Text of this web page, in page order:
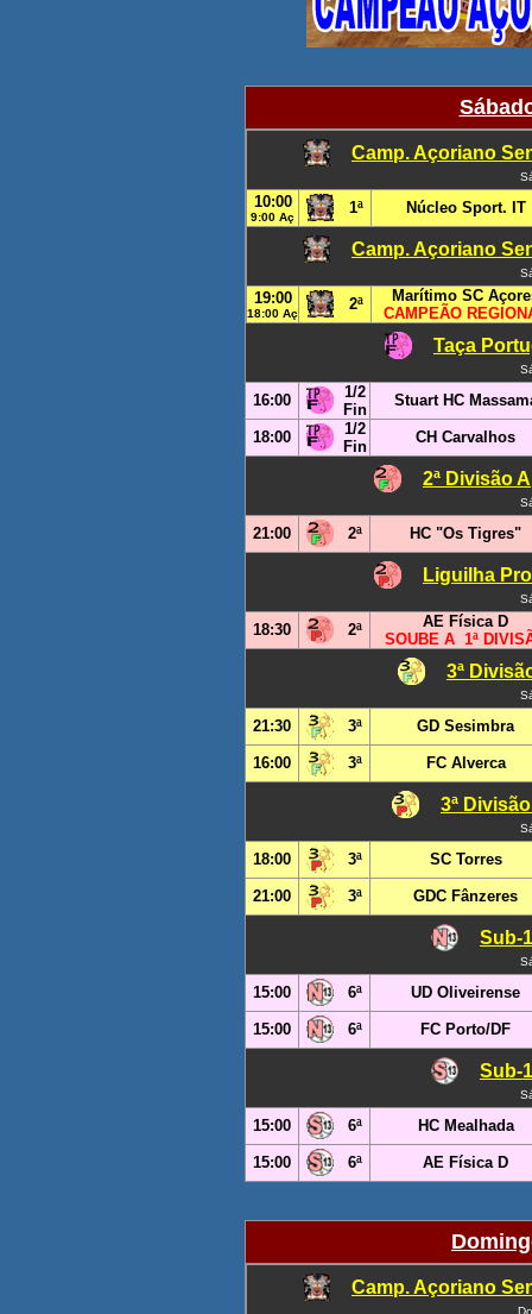
Camp. Açoriano
10:00
9:00 Aç
1ª Núcleo Sport. IT
Camp. Açoriano
19:00
18:00 Aç
2ª
Marítimo SC
CAMPEÃO
Taça
16:00
1/2
Fin
Stuart HC
18:00
1/2
Fin
CH Carvalhos
2ª Divisão
21:00 2ª HC "Os Tigres"
Liguilha
18:30 2ª
AE Física D
SOUBE A 1ª
3ª
21:30 3ª GD Sesimbra
16:00 3ª FC Alverca
3ª
18:00 3ª SC Torres
21:00 3ª GDC Fânzeres
Sub-
15:00 6ª UD Oliveirense
15:00 6ª FC Porto/DF
Sub-
15:00 6ª HC Mealhada
15:00 6ª AE Física D
Camp. Açoriano